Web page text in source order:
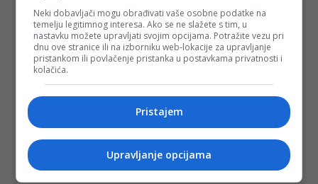
Neki dobavljači mogu obrađivati vaše osobne podatke na
temelju legitimnog interesa. Ako se ne slažete s tim, u
nastavku možete upravljati svojim opcijama. Potražite vezu pri
dnu ove stranice ili na izborniku web-lokacije za upravljanje
pristankom ili povlačenje pristanka u postavkama privatnosti i
kolačića.
Pristajem
Upravljanje opcijama